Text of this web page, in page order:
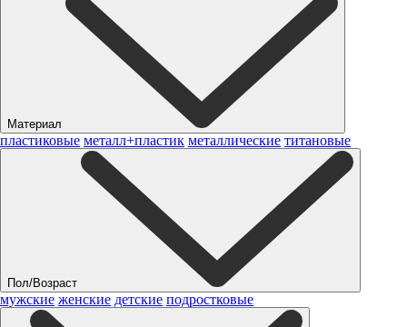
Материал
пластиковые металл+пластик металлические титановые
Пол/Возраст
мужские женские детские подростковые